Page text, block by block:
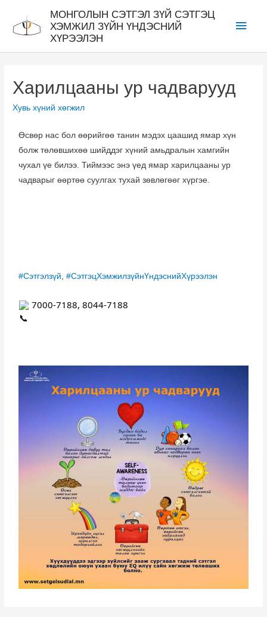
МОНГОЛЫН СЭТГЭЛ ЗҮЙ СЭТГЭЦ
ХЭМЖИЛ ЗҮЙН ҮНДЭСНИЙ
ХҮРЭЭЛЭН
Харилцааны ур чадварууд
Хувь хүний хөгжил
Өсвөр нас бол өөрийгөө танин мэдэх цаашид ямар хүн
болж төлөвшихөө шийддэг хүний амьдралын хамгийн
чухал үе билээ. Тиймээс энэ үед ямар харилцааны ур
чадварыг өөртөө суулгах тухай зөвлөгөөг хүргэе.
#Сэтгэлзүй ,#СэтгэцХэмжилзүйнҮндэснийХүрээлэн
7000-7188, 8044-7188